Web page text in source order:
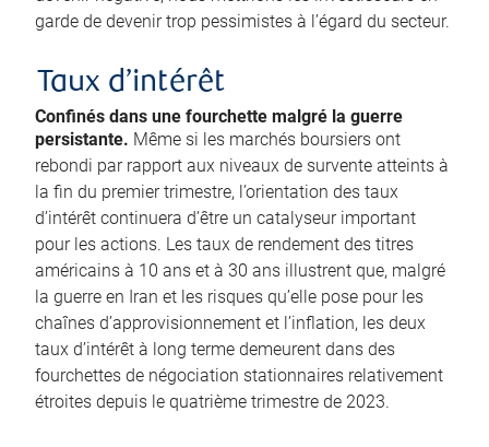
garde de devenir trop pessimistes à l’égard du secteur.
Taux d’intérêt
Confinés dans une fourchette malgré la guerre
persistante. Même si les marchés boursiers ont
rebondi par rapport aux niveaux de survente atteints à
la fin du premier trimestre, l’orientation des taux
d’intérêt continuera d’être un catalyseur important
pour les actions. Les taux de rendement des titres
américains à 10 ans et à 30 ans illustrent que, malgré
la guerre en Iran et les risques qu’elle pose pour les
chaînes d’approvisionnement et l’inflation, les deux
taux d’intérêt à long terme demeurent dans des
fourchettes de négociation stationnaires relativement
étroites depuis le quatrième trimestre de 2023.